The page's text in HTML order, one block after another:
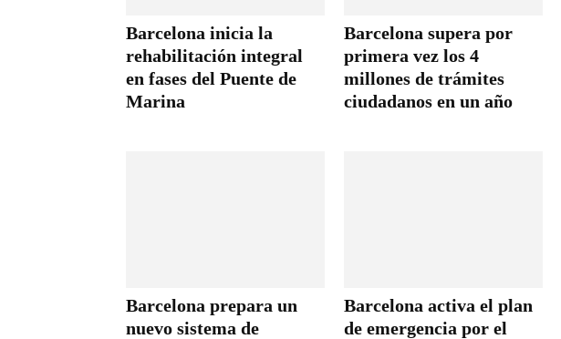
Barcelona inicia la
rehabilitación integral
en fases del Puente de
Marina
Barcelona supera por
primera vez los 4
millones de trámites
ciudadanos en un año
Barcelona prepara un
nuevo sistema de
Barcelona activa el plan
de emergencia por el